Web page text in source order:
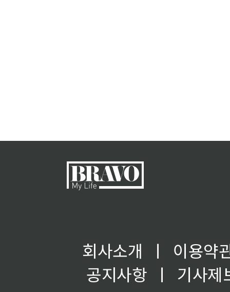
회사소개 ㅣ
이용약
공지사항
ㅣ
기사제